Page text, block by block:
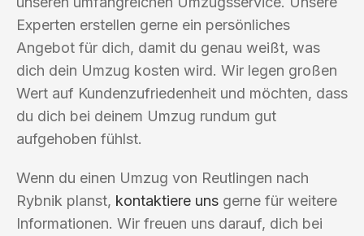
Experten erstellen gerne ein persönliches
Angebot für dich, damit du genau weißt, was
dich dein Umzug kosten wird. Wir legen großen
Wert auf Kundenzufriedenheit und möchten, dass
du dich bei deinem Umzug rundum gut
aufgehoben fühlst.
Wenn du einen Umzug von Reutlingen nach
Rybnik planst, kontaktiere uns gerne für weitere
Informationen. Wir freuen uns darauf, dich bei